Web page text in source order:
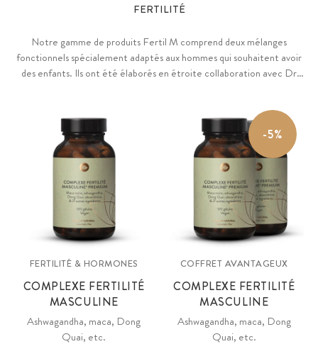
FERTILITÉ
Notre gamme de produits Fertil M comprend deux mélanges
fonctionnels spécialement adaptés aux hommes qui souhaitent avoir
des enfants. Ils ont été élaborés en étroite collaboration avec Dr
renom sur les questions de fertilité. Disponibles sous forme de
complément nutritif de base ou en complexe haut de gamme pour
une supplémentation complète (large spectre de vitamines,
minéraux et substances végétales précieuses).
FERTILITÉ & HORMONES
COMPLEXE FERTILITÉ
MASCULINE
Ashwagandha, maca, Dong
Quai, etc.
-5%
COFFRET AVANTAGEUX
COMPLEXE FERTILITÉ
MASCULINE
Ashwagandha, maca, Dong
Quai, etc.